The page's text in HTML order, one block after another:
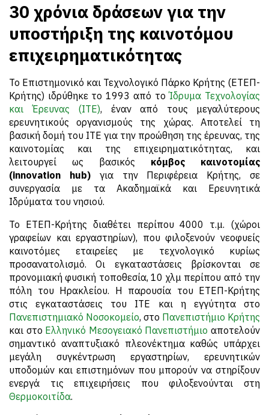
30 χρόνια δράσεων για την
υποστήριξη της καινοτόμου
επιχειρηματικότητας
Το Επιστημονικό και Τεχνολογικό Πάρκο Κρήτης (ETEΠ-
Kρήτης) ιδρύθηκε το 1993 από τοΊδρυμα Τεχνολογίας
και Έρευνας (ΙΤΕ), έναν από τους μεγαλύτερους
ερευνητικούς οργανισμούς της χώρας. Αποτελεί τη
βασική δομή του ΙΤΕ για την προώθηση της έρευνας, της
καινοτομίας και της επιχειρηματικότητας, και
λειτουργεί ως βασικός κόμβος καινοτομίας
(innovation hub)για την Περιφέρεια Κρήτης, σε
συνεργασία με τα Ακαδημαϊκά και Ερευνητικά
Ιδρύματα του νησιού.
Το ΕΤΕΠ-Κρήτης διαθέτει περίπου 4000 τ.μ. (χώροι
γραφείων και εργαστηρίων), που φιλοξενούν νεοφυείς
καινοτόμες εταιρείες με τεχνολογικό κυρίως
προσανατολισμό. Οι εγκαταστάσεις βρίσκονται σε
προνομιακή φυσική τοποθεσία, 10 χλμ περίπου από την
πόλη του Ηρακλείου. Η παρουσία του ΕΤΕΠ-Κρήτης
στις εγκαταστάσεις του ΙΤΕ και η εγγύτητα στο
Πανεπιστημιακό Νοσοκομείο, στο Πανεπιστήμιο Κρήτης
και στο Ελληνικό Μεσογειακό Πανεπιστήμιο αποτελούν
σημαντικό αναπτυξιακό πλεονέκτημα καθώς υπάρχει
μεγάλη συγκέντρωση εργαστηρίων, ερευνητικών
υποδομών και επιστημόνων που μπορούν να στηρίξουν
ενεργά τις επιχειρήσεις που φιλοξενούνται στη
Θερμοκοιτίδα.